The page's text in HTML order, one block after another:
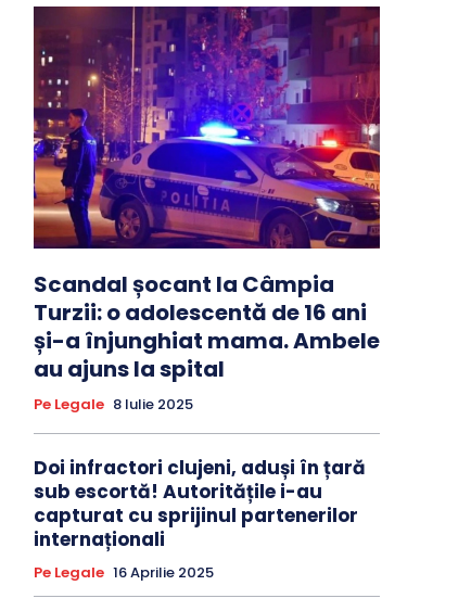
Scandal șocant la Câmpia
Turzii: o adolescentă de 16 ani
și-a înjunghiat mama. Ambele
au ajuns la spital
Pe Legale 8 Iulie 2025
Doi infractori clujeni, aduși în țară
sub escortă! Autoritățile i-au
capturat cu sprijinul partenerilor
internaționali
Pe Legale 16 Aprilie 2025